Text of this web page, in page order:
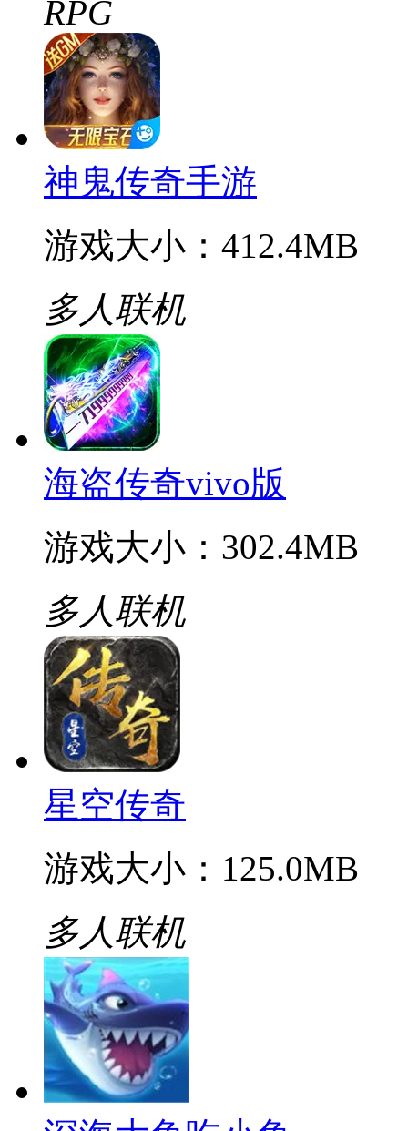
一刀烈火封神传奇
游戏大小：24.7MB
RPG
神鬼传奇手游
游戏大小：412.4MB
多人联机
海盗传奇vivo版
游戏大小：302.4MB
多人联机
星空传奇
游戏大小：125.0MB